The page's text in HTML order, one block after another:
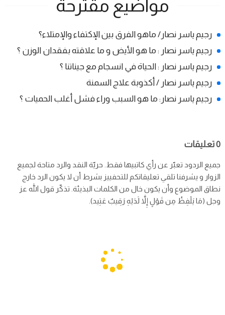
مواضيع مقترحة
رجيم ياسر نصار/ ماهو الفرق بين الإكتفاء والإمتلاء؟
رجيم ياسر نصار : ما هو الأيض و ما علاقته بفقدان الوزن ؟
رجيم ياسر نصار : الحياة في انسجام مع جيناتنا ؟
رجيم ياسر نصار / أكذوبة علاج السمنة
رجيم ياسر نصار: ما هو السبب وراء فشل أغلب الحميات ؟
0 تعليقات
جميع الردود تعبّر عن رأي كاتبيها فقط. حريّة النقد والرد متاحة لجميع
الزوار و يشرفنا تلقي تعليقاتكم للتحفييز بشرط أن لا يكون الرد خارج
نطاق الموضوع وأن يكون خال من الكلمات البذيئة. تذكّر قول الله عز
وجل (مَا يَلْفِظُ مِن قَوْلٍ إِلاَّ لَدَيْهِ رَقِيبٌ عَتِيد).